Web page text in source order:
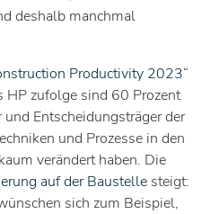
deshalb manchmal
Productivity 2023“
HP zufolge sind 60 Prozent
Entscheidungsträger der
und Prozesse in den
verändert haben. Die
auf der Baustelle steigt:
sich zum Beispiel,